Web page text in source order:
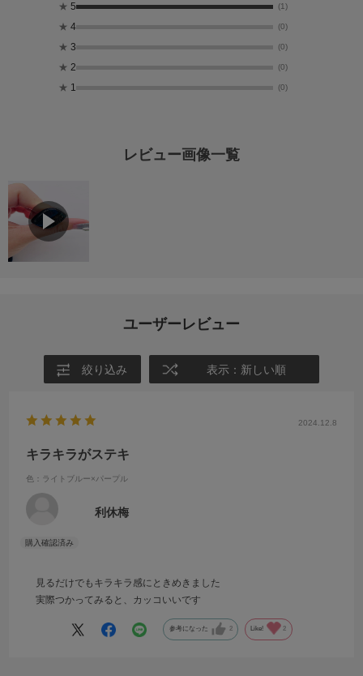
★ 5 (1)
★ 4 (0)
★ 3 (0)
★ 2 (0)
★ 1 (0)
レビュー画像一覧
ユーザーレビュー
絞り込み 表示：新しい順
2024.12.8
キラキラがステキ
色：ライトブルー×パープル
利休梅
見るだけでもキラキラ感にときめきました
実際つかってみると、カッコいいです
参考になった 2 Like! 2